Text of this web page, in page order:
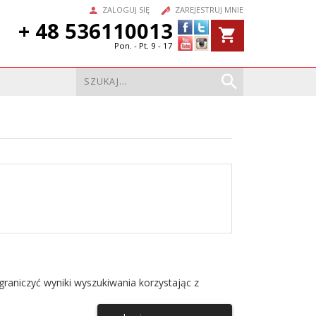
ZALOGUJ SIĘ ZAREJESTRUJ MNIE
+ 48 536110013
Pon. - Pt. 9 - 17
wyniki wyszukiwania korzystając z